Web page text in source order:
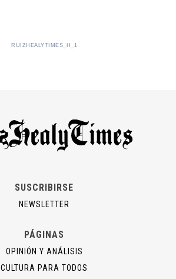
RUIZHEALYTIMES_H_1
SUSCRIBIRSE
NEWSLETTER
PÁGINAS
OPINIÓN Y ANÁLISIS
CULTURA PARA TODOS